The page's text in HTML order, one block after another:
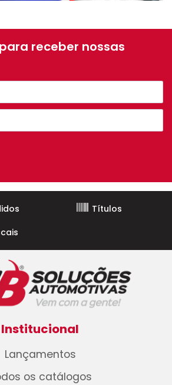
receber nossas
Títulos
Institucional
Lançamentos
os catálogos